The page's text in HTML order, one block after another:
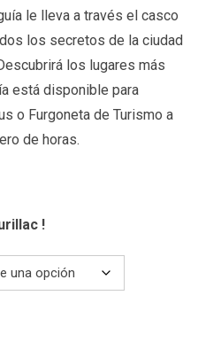
le lleva a través el casco
los secretos de la ciudad
los lugares más
está disponible para
o Furgoneta de Turismo a
de horas.
!